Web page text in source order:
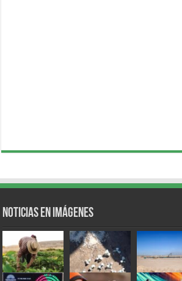
Noticias en Imágenes